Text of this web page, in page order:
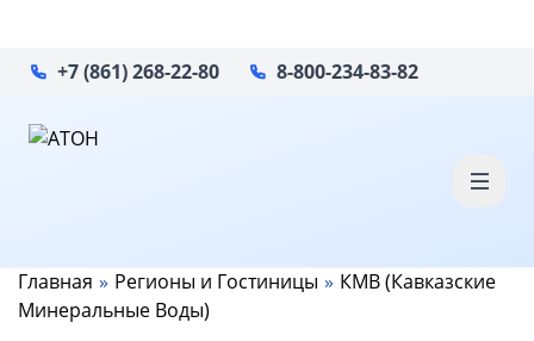
+7 (861) 268-22-80 8-800-234-83-82
Главная Регионы и Гостиницы
КМВ (Кавказские
Минеральные Воды)